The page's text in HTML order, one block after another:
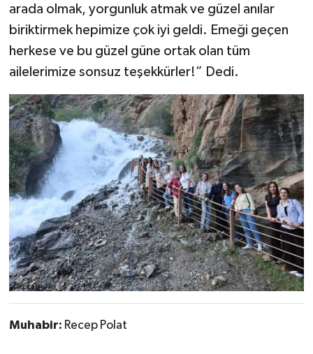
arada olmak, yorgunluk atmak ve güzel anılar
biriktirmek hepimize çok iyi geldi. Emeği geçen
herkese ve bu güzel güne ortak olan tüm
ailelerimize sonsuz teşekkürler!” Dedi.
Muhabir: Recep Polat